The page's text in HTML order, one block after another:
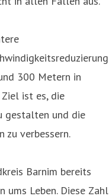
300 Metern in
ist es, die
gestalten und die
verbessern.
Barnim bereits
ums Leben. Diese Zahl